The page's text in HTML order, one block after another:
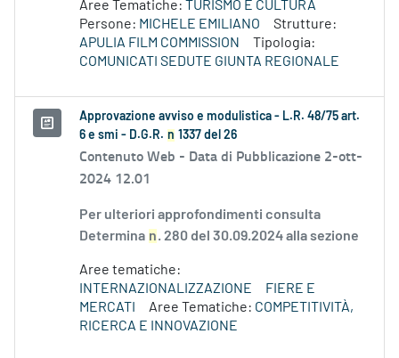
Aree Tematiche: TURISMO E CULTURA
Persone: MICHELE EMILIANO
Strutture:
APULIA FILM COMMISSION
Tipologia:
COMUNICATI SEDUTE GIUNTA REGIONALE
Approvazione avviso e modulistica - L.R. 48/75 art.
6 e smi - D.G.R. n 1337 del 26
Contenuto Web - Data di Pubblicazione 2-ott-
2024 12.01
Per ulteriori approfondimenti consulta
Determina n. 280 del 30.09.2024 alla sezione
Aree tematiche:
INTERNAZIONALIZZAZIONE
FIERE E
MERCATI
Aree Tematiche: COMPETITIVITÀ,
RICERCA E INNOVAZIONE